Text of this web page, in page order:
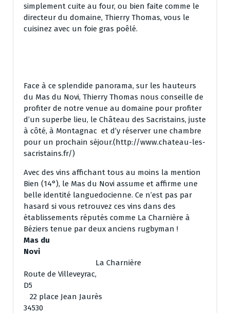
simplement cuite au four, ou bien faite comme le
directeur du domaine, Thierry Thomas, vous le
cuisinez avec un foie gras poêlé.
Face à ce splendide panorama, sur les hauteurs
du Mas du Novi, Thierry Thomas nous conseille de
profiter de notre venue au domaine pour profiter
d’un superbe lieu, le Château des Sacristains, juste
à côté, à Montagnac et d’y réserver une chambre
pour un prochain séjour.(http://www.chateau-les-
sacristains.fr/)
Avec des vins affichant tous au moins la mention
Bien (14°), le Mas du Novi assume et affirme une
belle identité languedocienne. Ce n’est pas par
hasard si vous retrouvez ces vins dans des
établissements réputés comme La Charnière à
Béziers tenue par deux anciens rugbyman !
Mas du
Novi
La Charnière
Route de Villeveyrac,
D5
22 place Jean Jaurès
34530